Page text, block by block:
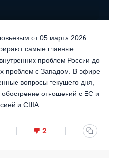
от 05 марта 2026:
самые главные
проблем России до
проблем с Западом. В эфире
вопросы текущего дня,
отношений с ЕС и
и США.
2